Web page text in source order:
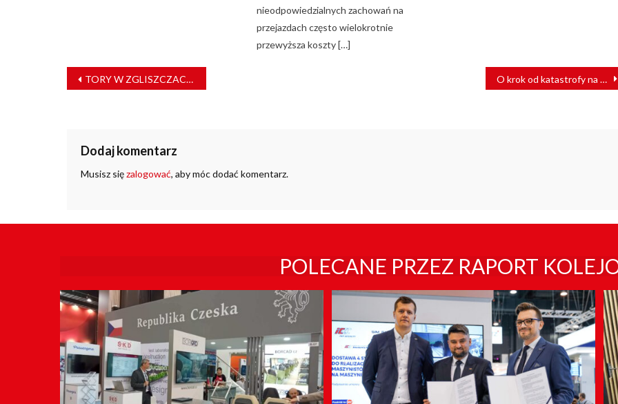
nieodpowiedzialnych zachowań na
przejazdach często wielokrotnie
przewyższa koszty […]
NAWIGACJA
WPISU
TORY W ZGLISZCZACH WARSZAWY. Odbudowa kolei – kolej w odbudowie O krok od katastrofy na torach! Policja apeluje do świadków
Dodaj komentarz
Musisz sięzalogować, aby móc dodać komentarz.
POLECANE PRZEZ RAPORT